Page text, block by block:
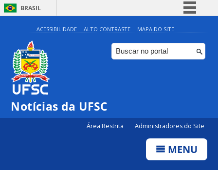
BRASIL
Simplifique!
Comunica BR
Participe
ACESSIBILIDADE ALTO CONTRASTE MAPA DO SITE
Notícias da UFSC
Área Restrita Administradores do Site
MENU